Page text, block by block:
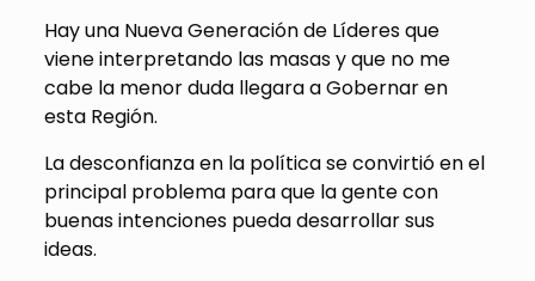
Hay una Nueva Generación de Líderes que
viene interpretando las masas y que no me
cabe la menor duda llegara a Gobernar en
esta Región.
La desconfianza en la política se convirtió en el
principal problema para que la gente con
buenas intenciones pueda desarrollar sus
ideas.